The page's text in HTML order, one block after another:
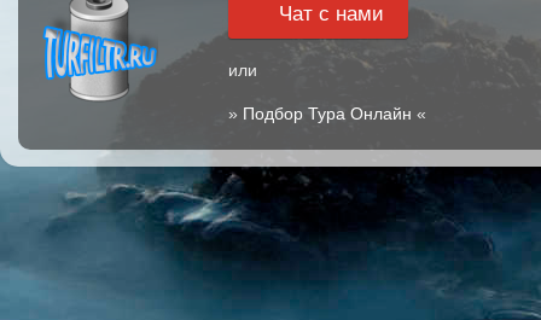
Чат с нами
или
» Подбор Тура Онлайн «